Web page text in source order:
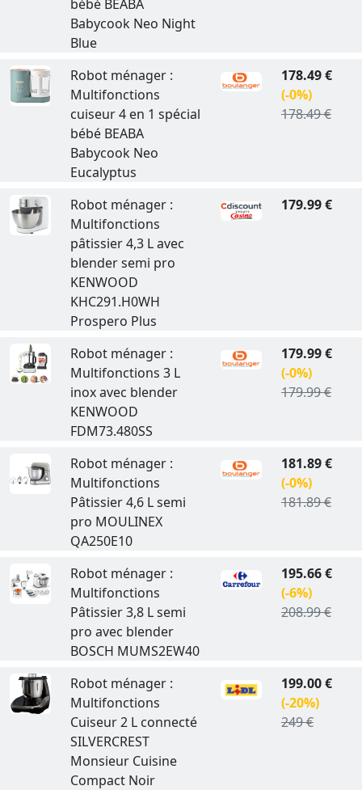
bébé BEABA
Babycook Neo Night
Blue
Robot ménager :
Multifonctions
cuiseur 4 en 1 spécial
bébé BEABA
Babycook Neo
Eucalyptus
178.49 €
(-0%)
178.49 €
Robot ménager :
Multifonctions
pâtissier 4,3 L avec
blender semi pro
KENWOOD
KHC291.H0WH
Prospero Plus
179.99 €
Robot ménager :
Multifonctions 3 L
inox avec blender
KENWOOD
FDM73.480SS
179.99 €
(-0%)
179.99 €
Robot ménager :
Multifonctions
Pâtissier 4,6 L semi
pro MOULINEX
QA250E10
181.89 €
(-0%)
181.89 €
Robot ménager :
Multifonctions
Pâtissier 3,8 L semi
pro avec blender
BOSCH MUMS2EW40
195.66 €
(-6%)
208.99 €
Robot ménager :
Multifonctions
Cuiseur 2 L connecté
SILVERCREST
Monsieur Cuisine
Compact Noir
199.00 €
(-20%)
249 €